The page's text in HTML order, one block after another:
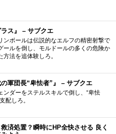
ス』 – サブクエ
ンボールは伝説的なエルフの精密射撃で
ールを倒し、モルドールの多くの危険か
方法を追体験しろ。
軍団長“卑怯者”』 – サブクエ
ンダーをステルスキルで倒し、“卑怯
配しろ。
救済処置？瞬時にHP全快させる 良く